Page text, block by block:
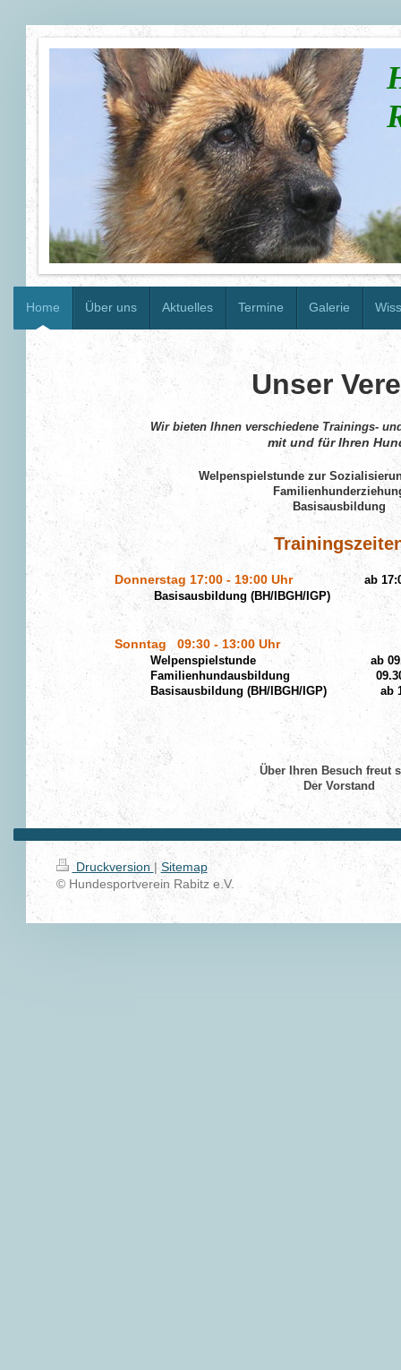
Home Über uns Aktuelles Termine Galerie
Unser
Wir bieten Ihnen verschiedene Trainings-
mit und für Ihren
Welpenspielstunde zur
Basisausbildung
Donnerstag 17:00 - 19:00 Uhr
ab
Basisausbildung (BH/IBGH/IGP)
Sonntag 09:30 - 13:00 Uhr
Welpenspielstunde ab
Familienhundausbildung 09.30
Basisausbildung (BH/IBGH/IGP) ab
Über Ihren Besuch freut
Der Vorstand
Druckversion | Sitemap
© Hundesportverein Rabitz e.V.